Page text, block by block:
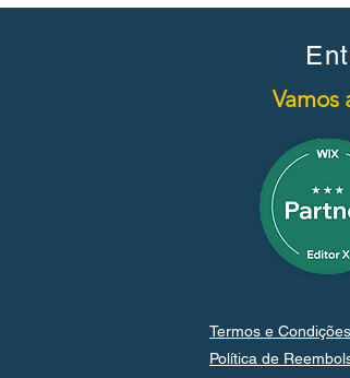
Vamos
Termos e Condições
Política de